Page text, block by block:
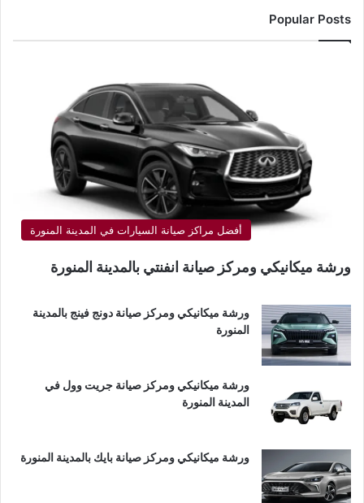
Popular Posts
أفضل مراكز صيانة السيارات في المدينة المنورة
ورشة ميكانيكي ومركز صيانة انفنتي بالمدينة المنورة
ورشة ميكانيكي ومركز صيانة دونج فينج بالمدينة
المنورة
ورشة ميكانيكي ومركز صيانة جريت وول في
المدينة المنورة
ورشة ميكانيكي ومركز صيانة بايك بالمدينة المنورة